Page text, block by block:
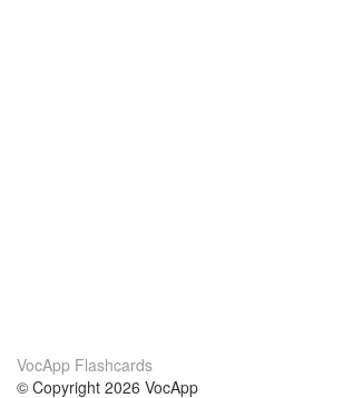
VocApp Flashcards
© Copyright 2026 VocApp